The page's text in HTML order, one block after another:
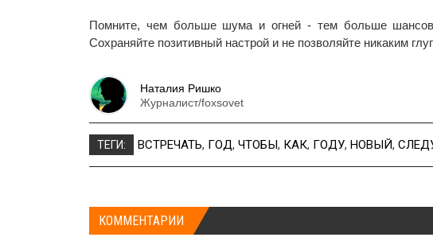
Помните, чем больше шума и огней - тем больше
Сохраняйте позитивный настрой и не позволяйте никаким
Наталия Ришко
Журналист/foxsovet
ТЕГИ: ВСТРЕЧАТЬ, ГОД, ЧТОБЫ , КАК, ГОДУ, НОВЫЙ,
КОММЕНТАРИИ